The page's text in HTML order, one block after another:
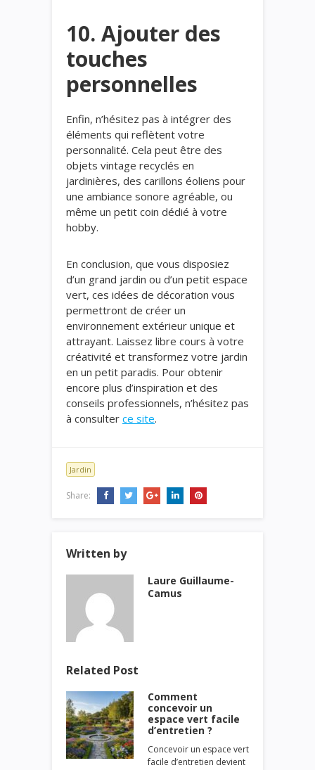
10. Ajouter des
touches
personnelles
Enfin, n’hésitez pas à intégrer des
éléments qui reflètent votre
personnalité. Cela peut être des
objets vintage recyclés en
jardinières, des carillons éoliens pour
une ambiance sonore agréable, ou
même un petit coin dédié à votre
hobby.
En conclusion, que vous disposiez
d’un grand jardin ou d’un petit espace
vert, ces idées de décoration vous
permettront de créer un
environnement extérieur unique et
attrayant. Laissez libre cours à votre
créativité et transformez votre jardin
en un petit paradis. Pour obtenir
encore plus d’inspiration et des
conseils professionnels, n’hésitez pas
à consulter ce site.
Jardin
Share:
Written by
Laure Guillaume-
Camus
Related Post
Comment
concevoir un
espace vert facile
d’entretien ?
Concevoir un espace vert
facile d’entretien devient